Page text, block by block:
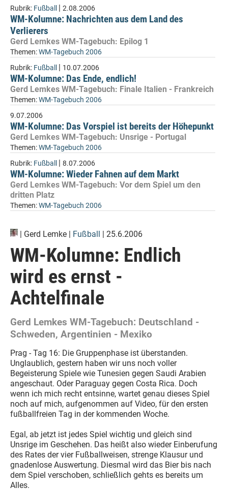
Rubrik: Fußball | 2.08.2006
WM-Kolumne: Nachrichten aus dem Land des
Verlierers
Gerd Lemkes WM-Tagebuch: Epilog 1
Themen:WM-Tagebuch 2006
Rubrik: Fußball | 10.07.2006
WM-Kolumne: Das Ende, endlich!
Gerd Lemkes WM-Tagebuch: Finale Italien - Frankreich
Themen:WM-Tagebuch 2006
9.07.2006
WM-Kolumne: Das Vorspiel ist bereits der Höhepunkt
Gerd Lemkes WM-Tagebuch: Unsrige - Portugal
Themen:WM-Tagebuch 2006
Rubrik: Fußball | 8.07.2006
WM-Kolumne: Wieder Fahnen auf dem Markt
Gerd Lemkes WM-Tagebuch: Vor dem Spiel um den
dritten Platz
Themen:WM-Tagebuch 2006
| Gerd Lemke | Fußball | 25.6.2006
WM-Kolumne: Endlich
wird es ernst -
Achtelfinale
Gerd Lemkes WM-Tagebuch: Deutschland -
Schweden, Argentinien - Mexiko
Prag - Tag 16: Die Gruppenphase ist überstanden.
Unglaublich, gestern haben wir uns noch voller
Begeisterung Spiele wie Tunesien gegen Saudi Arabien
angeschaut. Oder Paraguay gegen Costa Rica. Doch
wenn ich mich recht entsinne, wartet genau dieses Spiel
noch auf mich, aufgenommen auf Video, für den ersten
fußballfreien Tag in der kommenden Woche.
Egal, ab jetzt ist jedes Spiel wichtig und gleich sind
Unsrige im Geschehen. Das heißt also wieder Einberufung
des Rates der vier Fußballweisen, strenge Klausur und
gnadenlose Auswertung. Diesmal wird das Bier bis nach
dem Spiel verschoben, schließlich gehts es bereits um
Alles.